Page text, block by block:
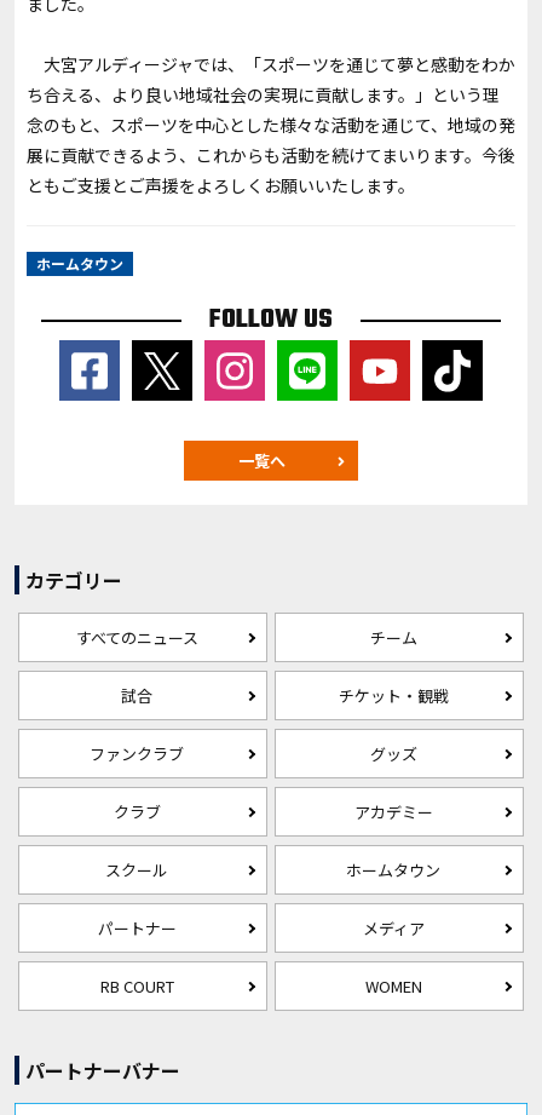
大宮アルディージャでは、「スポーツを通じて夢と感動をわか
ち合える、より良い地域社会の実現に貢献します。」という理
念のもと、スポーツを中心とした様々な活動を通じて、地域の発
展に貢献できるよう、これからも活動を続けてまいります。今後
ともご支援とご声援をよろしくお願いいたします。
ホームタウン
FOLLOW US
一覧へ
カテゴリー
すべてのニュース チーム
試合 チケット・観戦
ファンクラブ グッズ
クラブ アカデミー
スクール ホームタウン
パートナー メディア
RB COURT WOMEN
パートナーバナー